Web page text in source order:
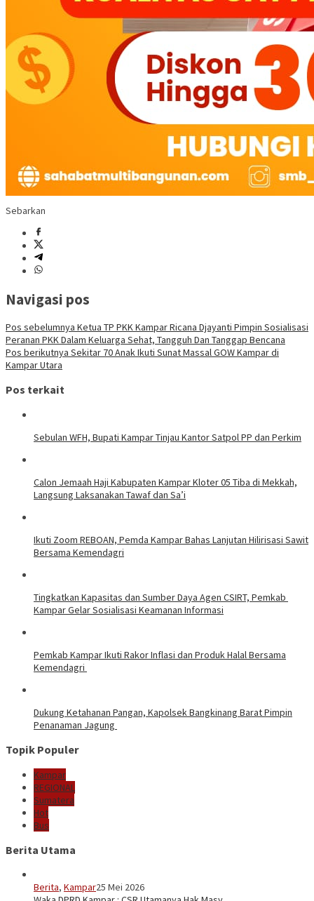
Sebarkan
Navigasi pos
Pos sebelumnya Ketua TP PKK Kampar Ricana Djayanti Pimpin Sosialisasi
Peranan PKK Dalam Keluarga Sehat, Tangguh Dan Tanggap Bencana
Pos berikutnya Sekitar 70 Anak Ikuti Sunat Massal GOW Kampar di
Kampar Utara
Pos terkait
Sebulan WFH, Bupati Kampar Tinjau Kantor Satpol PP dan Perkim
Calon Jemaah Haji Kabupaten Kampar Kloter 05 Tiba di Mekkah,
Langsung Laksanakan Tawaf dan Sa’i
Ikuti Zoom REBOAN, Pemda Kampar Bahas Lanjutan Hilirisasi Sawit
Bersama Kemendagri
Tingkatkan Kapasitas dan Sumber Daya Agen CSIRT, Pemkab
Kampar Gelar Sosialisasi Keamanan Informasi
Pemkab Kampar Ikuti Rakor Inflasi dan Produk Halal Bersama
Kemendagri
Dukung Ketahanan Pangan, Kapolsek Bangkinang Barat Pimpin
Penanaman Jagung
Topik Populer
Kampar
REGIONAL
Sumatera
Hot
Bus
Berita Utama
Berita, Kampar25 Mei 2026